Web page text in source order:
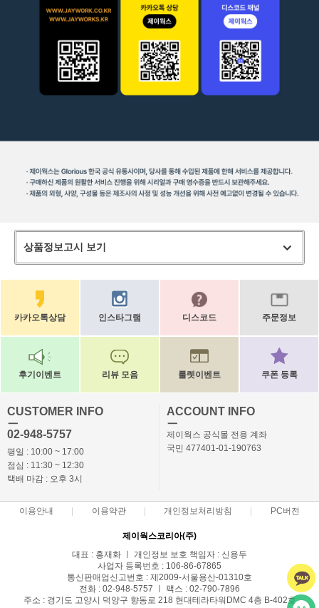
상품정보고시 보기
카카오톡상담 인스타그램 디스코드 주문정보
후기이벤트 리뷰 모음 룰렛이벤트 쿠폰 등록
CUSTOMER INFO
ㅡ
02-948-5757
평일 : 10:00 ~ 17:00
점심 : 11:30 ~ 12:30
택배 마감 : 오후 3시
ACCOUNT INFO
ㅡ
제이웍스 공식몰 전용 계좌
국민 477401-01-190763
이용안내 이용약관 개인정보처리방침 PC버전
제이웍스코리아(주)
대표 : 홍재화 ㅣ 개인정보 보호 책임자 : 신용두
사업자 등록번호 : 106-86-67865
통신판매업신고번호 : 제2009-서울용산-01310호
전화 : 02-948-5757 ㅣ 팩스 : 02-790-7896
주소 : 경기도 고양시 덕양구 향동로 218 현대테라타워DMC 4층 B-402호